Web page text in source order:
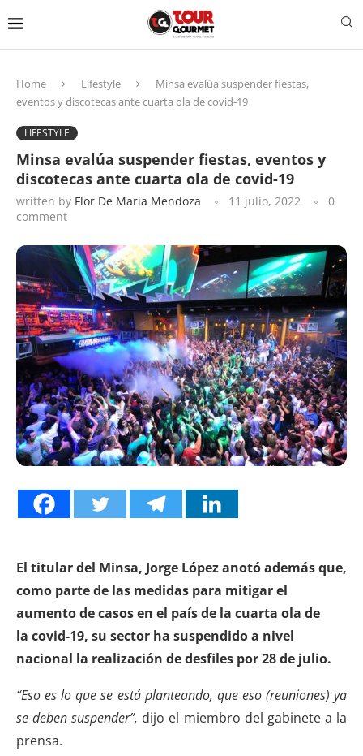
Home Lifestyle
Minsa evalúa suspender fiestas,
eventos y discotecas ante cuarta ola de covid-19
LIFESTYLE
Minsa evalúa suspender fiestas, eventos y
discotecas ante cuarta ola de covid-19
written by Flor De Maria Mendoza 11 julio, 2022
0
comment
El titular del Minsa, Jorge López anotó además que,
como parte de las medidas para mitigar el
aumento de casos en el país de la cuarta ola de
la covid-19, su sector ha suspendido a nivel
nacional la realización de desfiles por 28 de julio.
“Eso es lo que se está planteando, que eso (reuniones) ya
se deben suspender”, dijo el miembro del gabinete a la
prensa.